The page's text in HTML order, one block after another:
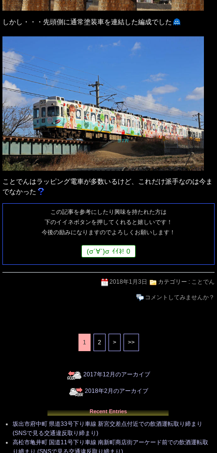
しかし・・・先頭側に通常塗装車を連結した編成でした
ことでんはラッピング電車が多数いるけど、これだけ派手なのは今ま
でなかった
この記事を参考にしたり興味を持たれた方は
下のイイネボタンを押してくれると嬉しいです！
今後の励みになりますのでよろしくお願いします！
(σ´∀`)σ ｲｲﾈ! 0
2018年1月3日 カテゴリー : ことでん
コメントしてみませんか？
1 2 > >>
2017年12月のアーカイブ
2018年2月のアーカイブ
Recent Entries
坂出市府中町 県道33号下り車線 新宮交差点付近での飲酒運転取り締まり
(SNSで見る交通違反取り締まり)
高松市亀井町 国道11号下り車線 南新町商店街アーケード前での飲酒運転取
り締まり (SNSで見る交通違反取り締まり)